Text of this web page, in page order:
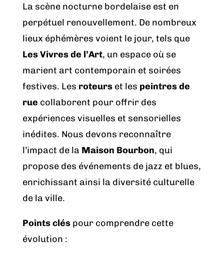
La scène nocturne bordelaise est en
perpétuel renouvellement. De nombreux
lieux éphémères voient le jour, tels que
Les Vivres de l’Art, un espace où se
marient art contemporain et soirées
festives. Les roteurset les peintres de
rue collaborent pour offrir des
expériences visuelles et sensorielles
inédites. Nous devons reconnaître
l’impact de la Maison Bourbon, qui
propose des événements de jazz et blues,
enrichissant ainsi la diversité culturelle
de la ville.
Points cléspour comprendre cette
évolution :